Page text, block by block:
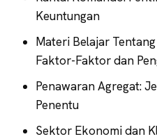
Keuntungan
Materi Belajar
Faktor-Faktor dan
Penawaran Agregat:
Penentu
Sektor Ekonomi dan